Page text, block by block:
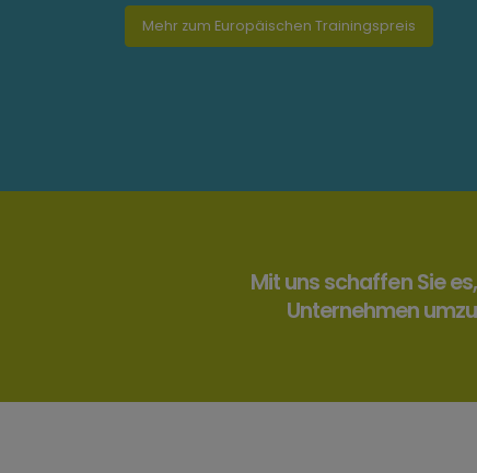
Mehr zum Europäischen Trainingspreis
Mit uns schaffen Sie
Unternehmen